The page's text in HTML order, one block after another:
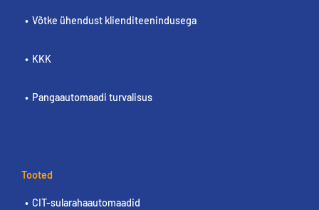
Võtke ühendust klienditeenindusega
KKK
Pangaautomaadi turvalisus
Tooted
CIT-sularahaautomaadid